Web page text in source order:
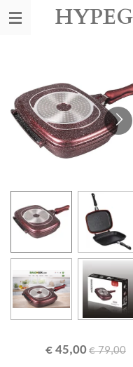
Ga
€ 45,00€ 79,00